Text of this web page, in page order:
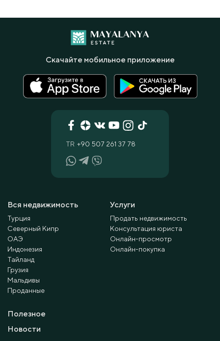
Вся недвижимость
Турция
Северный Кипр
ОАЭ
Индонезия
Тайланд
Грузия
Мальдивы
Проданные
Услуги
Продать недвижимость
Консультация юриста
Онлайн-просмотр
Онлайн-покупка
Полезное
Новости
TR +90 507 261 37 78
Скачайте мобильное приложение